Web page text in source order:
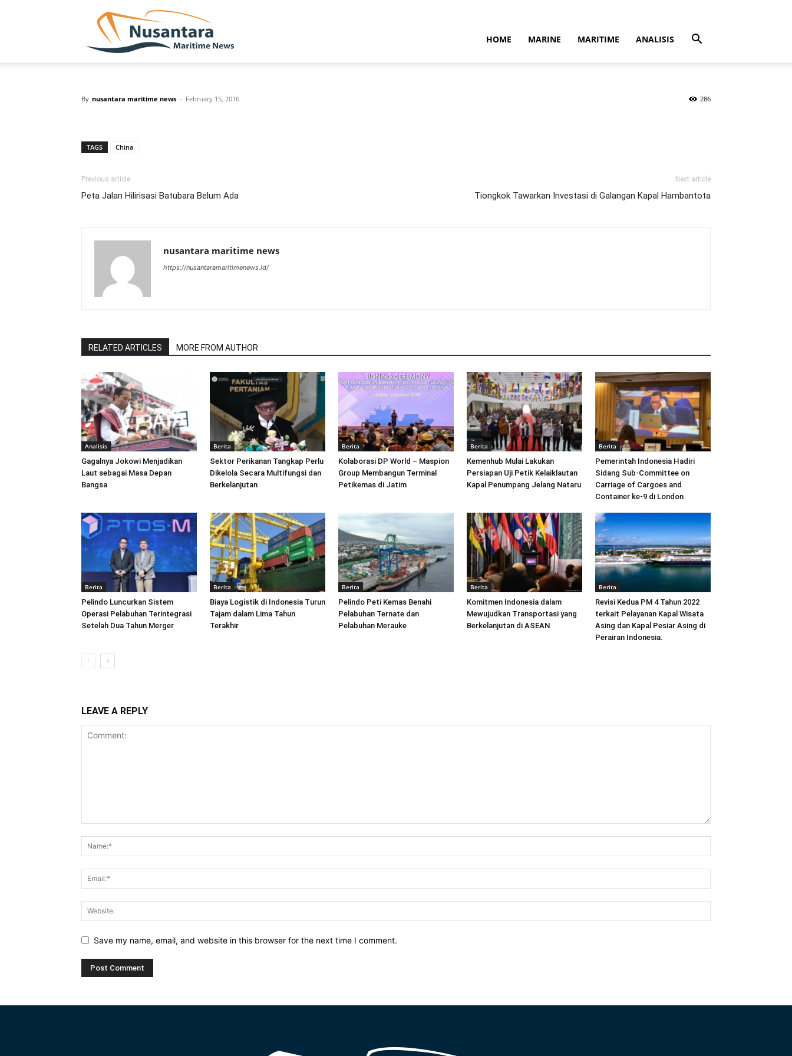
HOME MARINE MARITIME ANALISIS
By nusantara maritime news - February 15, 2016 286
TAGS China
Previous article
Peta Jalan Hilirisasi Batubara Belum Ada
Next article
Tiongkok Tawarkan Investasi di Galangan Kapal Hambantota
nusantara maritime news
https://nusantaramaritimenews.id/
RELATED ARTICLES MORE FROM AUTHOR
Analisis
Gagalnya Jokowi Menjadikan
Laut sebagai Masa Depan
Bangsa
Berita
Sektor Perikanan Tangkap Perlu
Dikelola Secara Multifungsi dan
Berkelanjutan
Berita
Kolaborasi DP World – Maspion
Group Membangun Terminal
Petikemas di Jatim
Berita
Kemenhub Mulai Lakukan
Persiapan Uji Petik Kelaiklautan
Kapal Penumpang Jelang Nataru
Berita
Pemerintah Indonesia Hadiri
Sidang Sub-Committee on
Carriage of Cargoes and
Container ke-9 di London
Berita
Pelindo Luncurkan Sistem
Operasi Pelabuhan Terintegrasi
Setelah Dua Tahun Merger
Berita
Biaya Logistik di Indonesia Turun
Tajam dalam Lima Tahun
Terakhir
Berita
Pelindo Peti Kemas Benahi
Pelabuhan Ternate dan
Pelabuhan Merauke
Berita
Komitmen Indonesia dalam
Mewujudkan Transportasi yang
Berkelanjutan di ASEAN
Berita
Revisi Kedua PM 4 Tahun 2022
terkait Pelayanan Kapal Wisata
Asing dan Kapal Pesiar Asing di
Perairan Indonesia.
LEAVE A REPLY
Save my name, email, and website in this browser for the next time I comment.